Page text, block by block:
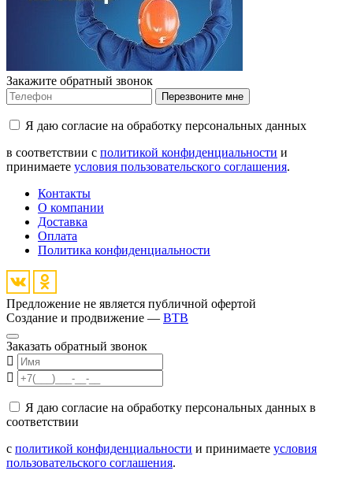
Закажите обратный звонок
Перезвоните мне
Я даю согласие на обработку персональных данных
в соответствии с политикой конфиденциальности и
принимаете условия пользовательского соглашения.
Контакты
О компании
Доставка
Оплата
Политика конфиденциальности
Предложение не является публичной офертой
Создание и продвижение — BTB
Заказать обратный звонок
Я даю согласие на обработку персональных данных в
соответствии
с политикой конфиденциальности и принимаете условия
пользовательского соглашения.